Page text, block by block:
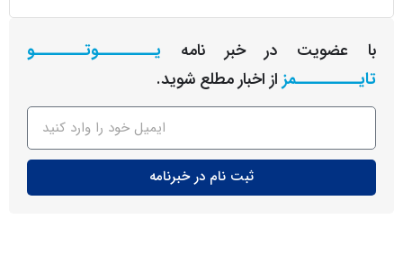
در خبر نامه
یـــــــــوتــــــــو
از اخبار مطلع شوید.
ثبت نام در خبرنامه